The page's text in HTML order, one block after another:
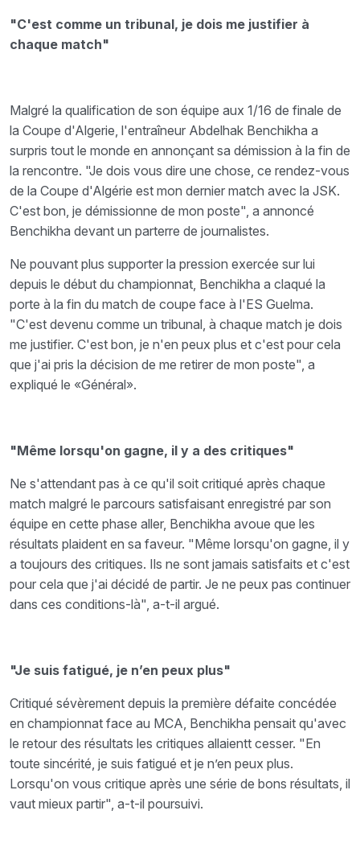
"C'est comme un tribunal, je dois me justifier à
chaque match"
Malgré la qualification de son équipe aux 1/16 de finale de
la Coupe d'Algerie, l'entraîneur Abdelhak Benchikha a
surpris tout le monde en annonçant sa démission à la fin de
la rencontre. "Je dois vous dire une chose, ce rendez-vous
de la Coupe d'Algérie est mon dernier match avec la JSK.
C'est bon, je démissionne de mon poste", a annoncé
Benchikha devant un parterre de journalistes.
Ne pouvant plus supporter la pression exercée sur lui
depuis le début du championnat, Benchikha a claqué la
porte à la fin du match de coupe face à l'ES Guelma.
"C'est devenu comme un tribunal, à chaque match je dois
me justifier. C'est bon, je n'en peux plus et c'est pour cela
que j'ai pris la décision de me retirer de mon poste", a
expliqué le «Général».
"Même lorsqu'on gagne, il y a des critiques"
Ne s'attendant pas à ce qu'il soit critiqué après chaque
match malgré le parcours satisfaisant enregistré par son
équipe en cette phase aller, Benchikha avoue que les
résultats plaident en sa faveur. "Même lorsqu'on gagne, il y
a toujours des critiques. Ils ne sont jamais satisfaits et c'est
pour cela que j'ai décidé de partir. Je ne peux pas continuer
dans ces conditions-là", a-t-il argué.
"Je suis fatigué, je n’en peux plus"
Critiqué sévèrement depuis la première défaite concédée
en championnat face au MCA, Benchikha pensait qu'avec
le retour des résultats les critiques allaientt cesser. "En
toute sincérité, je suis fatigué et je n’en peux plus.
Lorsqu'on vous critique après une série de bons résultats, il
vaut mieux partir", a-t-il poursuivi.